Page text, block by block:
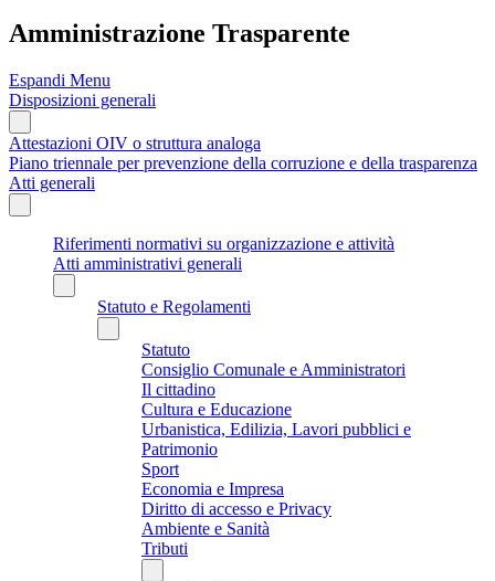
Amministrazione Trasparente
Espandi Menu
Disposizioni generali
Attestazioni OIV o struttura analoga
Piano triennale per prevenzione della corruzione e della trasparenza
Atti generali
Riferimenti normativi su organizzazione e attività
Atti amministrativi generali
Statuto e Regolamenti
Statuto
Consiglio Comunale e Amministratori
Il cittadino
Cultura e Educazione
Urbanistica, Edilizia, Lavori pubblici e
Patrimonio
Sport
Economia e Impresa
Diritto di accesso e Privacy
Ambiente e Sanità
Tributi